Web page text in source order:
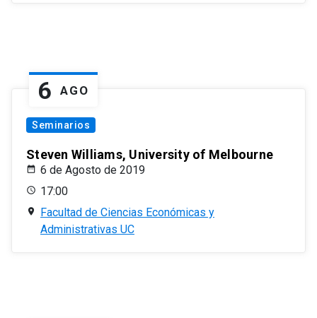
6 AGO
Seminarios
Steven Williams, University of Melbourne
6 de Agosto de 2019
17:00
Facultad de Ciencias Económicas y
Administrativas UC